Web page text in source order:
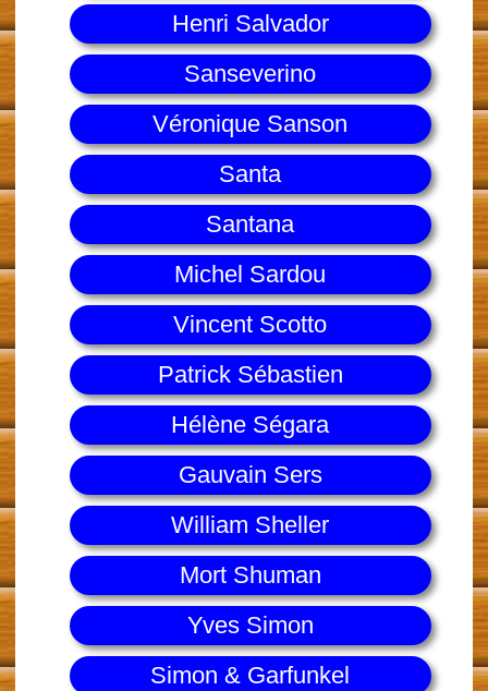
Henri Salvador
Sanseverino
Véronique Sanson
Santa
Santana
Michel Sardou
Vincent Scotto
Patrick Sébastien
Hélène Ségara
Gauvain Sers
William Sheller
Mort Shuman
Yves Simon
Simon & Garfunkel